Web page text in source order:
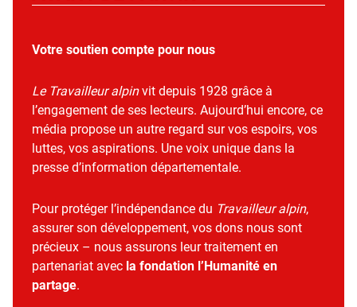
Votre soutien compte pour nous
Le Travailleur alpinvit depuis 1928 grâce à
l’engagement de ses lecteurs. Aujourd’hui encore, ce
média propose un autre regard sur vos espoirs, vos
luttes, vos aspirations. Une voix unique dans la
presse d’information départementale.
Pour protéger l’indépendance du Travailleur alpin,
assurer son développement, vos dons nous sont
précieux – nous assurons leur traitement en
partenariat avec la fondation l’Humanité en
partage.